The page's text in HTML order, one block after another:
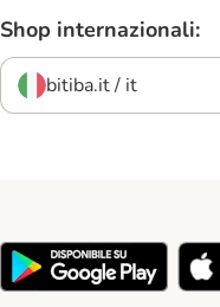
Shop internazionali:
bitiba.it / it